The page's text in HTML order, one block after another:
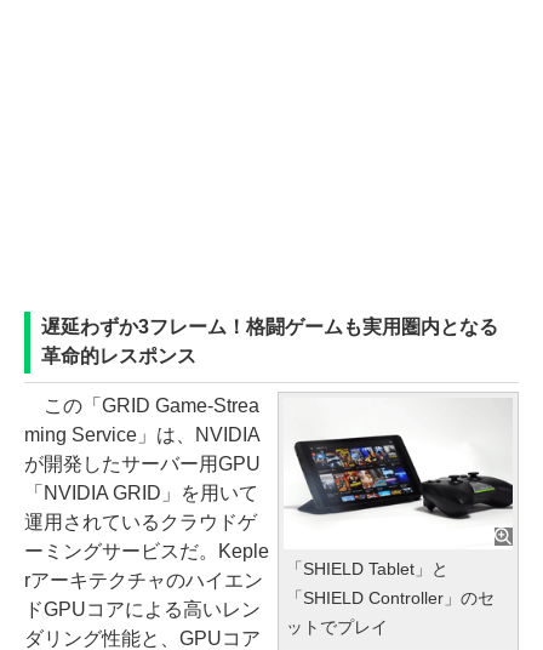
遅延わずか3フレーム！格闘ゲームも実用圏内となる
革命的レスポンス
「SHIELD Tablet」と
「SHIELD Controller」のセ
ットでプレイ
この「GRID Game-Strea
ming Service」は、NVIDIA
が開発したサーバー用GPU
「NVIDIA GRID」を用いて
運用されているクラウドゲ
ーミングサービスだ。Keple
rアーキテクチャのハイエン
ドGPUコアによる高いレン
ダリング性能と、GPUコア